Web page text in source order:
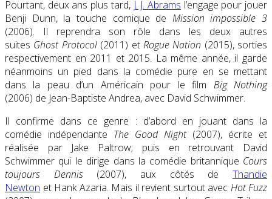
Pourtant, deux ans plus tard, J. J. Abrams l’engage pour jouer
Benji Dunn, la touche comique de Mission impossible 3
(2006). Il reprendra son rôle dans les deux autres
suites Ghost Protocol (2011) et Rogue Nation (2015), sorties
respectivement en 2011 et 2015. La même année, il garde
néanmoins un pied dans la comédie pure en se mettant
dans la peau d’un Américain pour le film Big Nothing
(2006) de Jean-Baptiste Andrea, avec David Schwimmer.
Il confirme dans ce genre : d’abord en jouant dans la
comédie indépendante The Good Night (2007), écrite et
réalisée par Jake Paltrow; puis en retrouvant David
Schwimmer qui le dirige dans la comédie britannique Cours
toujours Dennis (2007), aux côtés deThandie
Newton et Hank Azaria. Mais il revient surtout avec Hot Fuzz